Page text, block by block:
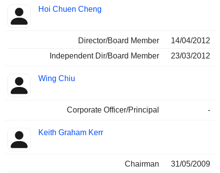
Hoi Chuen Cheng
Director/Board Member
14/04/2012
Independent Dir/Board Member
23/03/2012
Wing Chiu
Corporate Officer/Principal -
Keith Graham Kerr
Chairman
31/05/2009